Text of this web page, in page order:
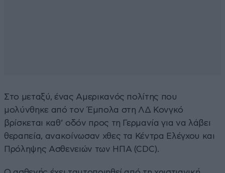
Στο μεταξύ, ένας Αμερικανός πολίτης που
μολύνθηκε από τον Έμπολα στη ΛΔ Κονγκό
βρίσκεται καθ’ οδόν προς τη Γερμανία για να λάβει
θεραπεία, ανακοίνωσαν χθες τα Κέντρα Ελέγχου και
Πρόληψης Ασθενειών των ΗΠΑ (CDC).